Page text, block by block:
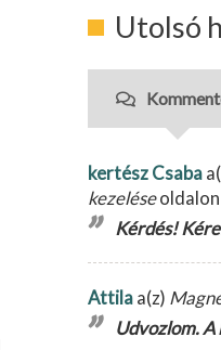
Utolsó
kertész Csaba
kezelése
Kérdés!
Attilaa(z)
Udvozlom.